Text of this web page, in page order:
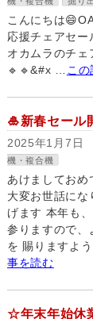
こんにちは
応援チェアセー
オカムラのチェ
🔹🔹&#x …
こ
🎍新春セール
2025年1月7日
機・複合機
あけましておめ
大変お世話にな
げます 本年も
参りますので、
を 賜りますよ
事を読む
☆年末年始休